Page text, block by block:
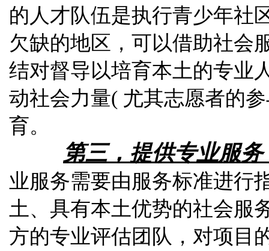
的 人才队伍是执行青少年社
欠缺的地区， 可以借助社会
结对督导以培育本土的专业
动社会力量( 尤其志愿者的参
育。
第三，提供专业服
业服务需要由服务标准进行
土、 具有本土优势的社会服
方的专业评估团 队， 对项目